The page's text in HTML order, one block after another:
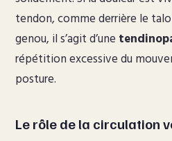
tendon, comme derrière le
genou, il s’agit d’une
répétition excessive du
posture.
Le rôle de la circulation